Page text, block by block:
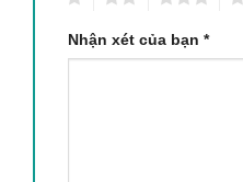
Nhận xét của bạn *